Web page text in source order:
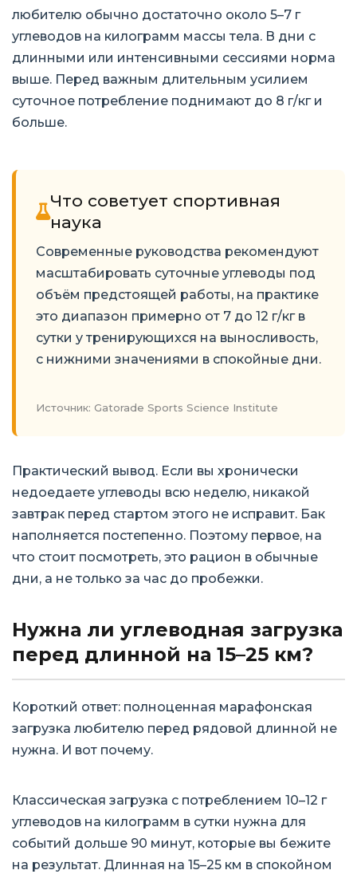
любителю обычно достаточно около 5–7 г
углеводов на килограмм массы тела. В дни с
длинными или интенсивными сессиями норма
выше. Перед важным длительным усилием
суточное потребление поднимают до 8 г/кг и
больше.
Что советует спортивная
наука
Современные руководства рекомендуют
масштабировать суточные углеводы под
объём предстоящей работы, на практике
это диапазон примерно от 7 до 12 г/кг в
сутки у тренирующихся на выносливость,
с нижними значениями в спокойные дни.
Источник: Gatorade Sports Science Institute
Практический вывод. Если вы хронически
недоедаете углеводы всю неделю, никакой
завтрак перед стартом этого не исправит. Бак
наполняется постепенно. Поэтому первое, на
что стоит посмотреть, это рацион в обычные
дни, а не только за час до пробежки.
Нужна ли углеводная загрузка
перед длинной на 15–25 км?
Короткий ответ: полноценная марафонская
загрузка любителю перед рядовой длинной не
нужна. И вот почему.
Классическая загрузка с потреблением 10–12 г
углеводов на килограмм в сутки нужна для
событий дольше 90 минут, которые вы бежите
на результат. Длинная на 15–25 км в спокойном